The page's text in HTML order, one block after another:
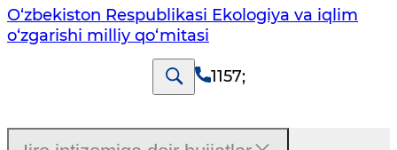
O‘zbekiston Respublikasi Ekologiya va iqlim
o‘zgarishi milliy qo‘mitasi
1157;